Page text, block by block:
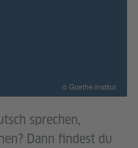
sprechen,
Dann findest du
© Goethe-Institut